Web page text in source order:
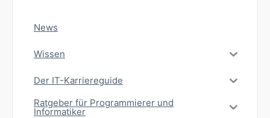
News
Wissen
Der IT-Karriereguide
Ratgeber für Programmierer und
Informatiker